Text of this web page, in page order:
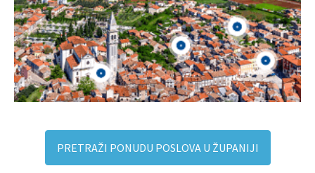
PRETRAŽI PONUDU POSLOVA U ŽUPANIJI